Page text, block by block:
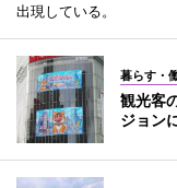
出現している。
暮らす・
観光客
ジョン